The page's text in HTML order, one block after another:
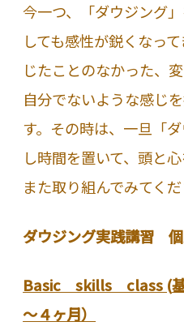
今一つ、「ダウジング
しても感性が鋭くなっ
じたことのなかった、
自分でないような感じ
す。その時は、一旦「
し時間を置いて、頭と
また取り組んでみてくだ
ダウジング実践講習
Basic skills class (
～４ヶ月）